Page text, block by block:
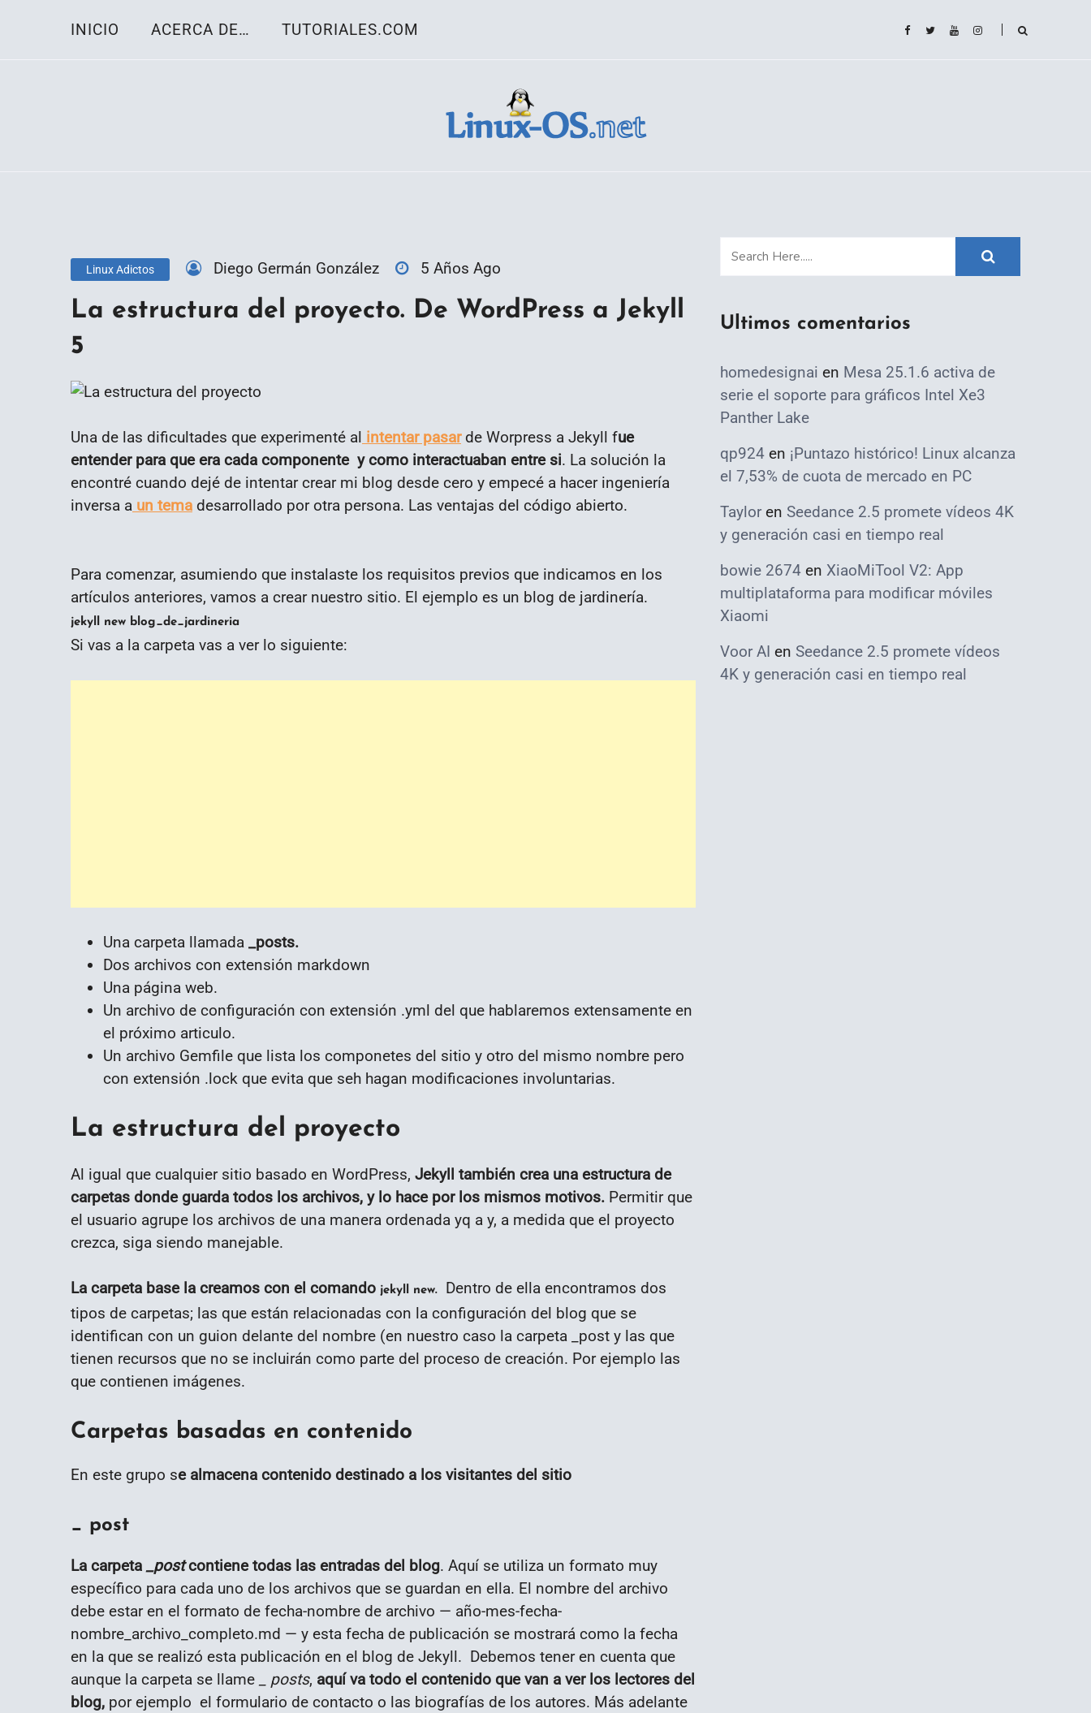
INICIO ACERCA DE… TUTORIALES.COM
Linux Adictos Diego Germán González 5 Años Ago
La estructura del proyecto. De WordPress a Jekyll
5
Una de las dificultades que experimenté al intentar pasarde Worpress a Jekyll fue
entender para que era cada componente y como interactuaban entre si. La solución la
encontré cuando dejé de intentar crear mi blog desde cero y empecé a hacer ingeniería
inversa a un tema desarrollado por otra persona. Las ventajas del código abierto.
Para comenzar, asumiendo que instalaste los requisitos previos que indicamos en los
artículos anteriores, vamos a crear nuestro sitio. El ejemplo es un blog de jardinería.
jekyll new blog_de_jardineria
Si vas a la carpeta vas a ver lo siguiente:
Una carpeta llamada _posts.
Dos archivos con extensión markdown
Una página web.
Un archivo de configuración con extensión .yml del que hablaremos extensamente en
el próximo articulo.
Un archivo Gemfile que lista los componetes del sitio y otro del mismo nombre pero
con extensión .lock que evita que seh hagan modificaciones involuntarias.
La estructura del proyecto
Al igual que cualquier sitio basado en WordPress, Jekyll también crea una estructura de
carpetas donde guarda todos los archivos, y lo hace por los mismos motivos. Permitir que
el usuario agrupe los archivos de una manera ordenada yq a y, a medida que el proyecto
crezca, siga siendo manejable.
La carpeta base la creamos con el comando jekyll new.
Dentro de ella encontramos dos
tipos de carpetas; las que están relacionadas con la configuración del blog que se
identifican con un guion delante del nombre (en nuestro caso la carpeta _post y las que
tienen recursos que no se incluirán como parte del proceso de creación. Por ejemplo las
que contienen imágenes.
Carpetas basadas en contenido
En este grupo se almacena contenido destinado a los visitantes del sitio
_ post
La carpeta _postcontiene todas las entradas del blog. Aquí se utiliza un formato muy
específico para cada uno de los archivos que se guardan en ella. El nombre del archivo
debe estar en el formato de fecha-nombre de archivo — año-mes-fecha-
nombre_archivo_completo.md — y esta fecha de publicación se mostrará como la fecha
en la que se realizó esta publicación en el blog de Jekyll. Debemos tener en cuenta que
aunque la carpeta se llame
_ posts, aquí va todo el contenido que van a ver los lectores del
blog, por ejemplo el formulario de contacto o las biografías de los autores. Más adelante
Ultimos comentarios
homedesignai en Mesa 25.1.6 activa de
serie el soporte para gráficos Intel Xe3
Panther Lake
qp924 en ¡Puntazo histórico! Linux alcanza
el 7,53% de cuota de mercado en PC
Taylor en Seedance 2.5 promete vídeos 4K
y generación casi en tiempo real
bowie 2674 en XiaoMiTool V2: App
multiplataforma para modificar móviles
Xiaomi
Voor AI en Seedance 2.5 promete vídeos
4K y generación casi en tiempo real